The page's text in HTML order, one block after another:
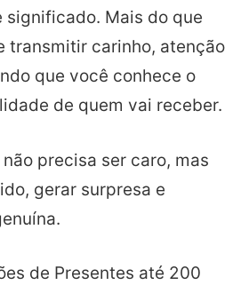
significado. Mais do que
transmitir carinho, atenção
que você conhece o
de quem vai receber.
precisa ser caro, mas
gerar surpresa e
de Presentes até 200